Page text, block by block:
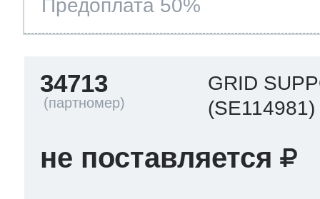
Предоплата 50%
34713
GRID
(SE114981)
не поставляется